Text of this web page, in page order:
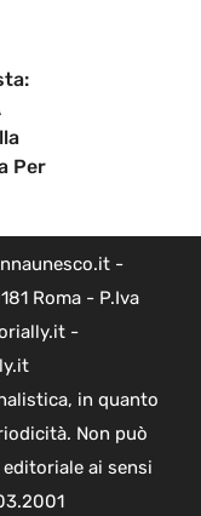
Per
-
Roma - P.Iva
-
in quanto
Non può
ai sensi